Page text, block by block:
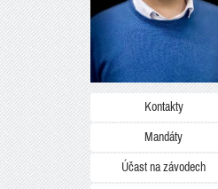
Kontakty
Mandáty
Účast na závodech